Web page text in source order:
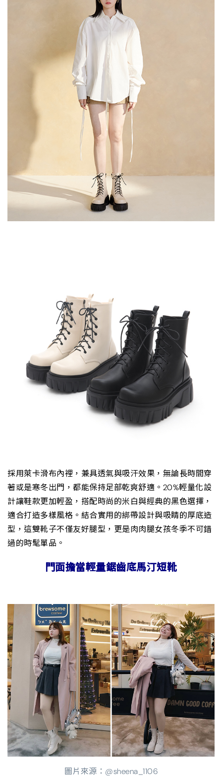
採用萊卡滑布內裡，兼具透氣與吸汗效果，無論長時間穿
著或是寒冬出門，都能保持足部乾爽舒適。20%輕量化設
計讓鞋款更加輕盈，搭配時尚的米白與經典的黑色選擇，
適合打造多樣風格。結合實用的綁帶設計與吸睛的厚底造
型，這雙靴子不僅友好腿型，更是肉肉腿女孩冬季不可錯
過的時髦單品。
門面擔當輕量鋸齒底馬汀短靴
圖片來源：@sheena_1106